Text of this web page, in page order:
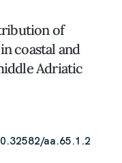
of
coastal and
Adriatic
aa.65.1.2